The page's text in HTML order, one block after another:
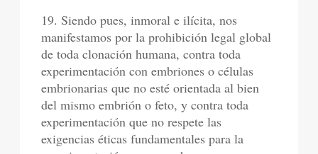
19. Siendo pues, inmoral e ilícita, nos
manifestamos por la prohibición legal global
de toda clonación humana, contra toda
experimentación con embriones o células
embrionarias que no esté orientada al bien
del mismo embrión o feto, y contra toda
experimentación que no respete las
exigencias éticas fundamentales para la